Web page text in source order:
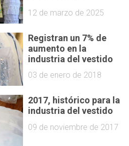
12 de marzo de 2025
Registran un 7% de
aumento en la
industria del vestido
03 de enero de 2018
2017, histórico para la
industria del vestido
09 de noviembre de 2017